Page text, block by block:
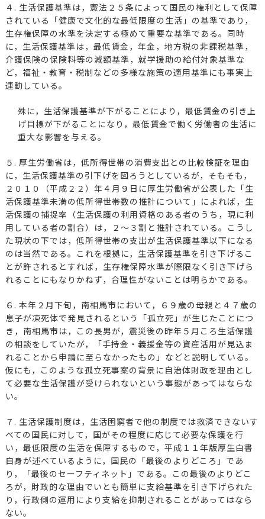
４. 生活保護基準は，憲法２５条によって国民の権利として保障
されている「健康で文化的な最低限度の生活」の基準であり，
生存権保障の水準を決定する極めて重要な基準である。同時
に，生活保護基準は，最低賃金，年金，地方税の非課税基準，
介護保険の保険料等の減額基準，就学援助の給付対象基準な
ど，福祉・教育・税制などの多様な施策の適用基準にも事実上
連動している。
殊に，生活保護基準が下がることにより，最低賃金の引き上
げ目標が下がることになり，最低賃金で働く労働者の生活に
重大な影響を与える。
５. 厚生労働省は，低所得世帯の消費支出との比較検証を理由
に，生活保護基準の引下げを図ろうとしているが，そもそも，
２０１０（平成２２）年４月９日に厚生労働省が公表した「生
活保護基準未満の低所得世帯数の推計について」によれば，生
活保護の捕捉率（生活保護の利用資格のある者のうち，現に利
用している者の割合）は，２～３割と推計されている。こうし
た現状の下では，低所得世帯の支出が生活保護基準以下になる
のは当然である。これを根拠に，生活保護基準を引き下げるこ
とが許されるとすれば，生存権保障水準が際限なく引き下げら
れることにもなりかねず，合理性がないことは明らかである。
６. 本年２月下旬，南相馬市において，６９歳の母親と４７歳の
息子が凍死体で発見されるという「孤立死」が生じたことにつ
き，南相馬市は，この長男が，震災後の昨年５月ころ生活保護
の相談をしていたが，「手持金・義援金等の資産活用が見込ま
れることから申請に至らなかったもの」などと説明している。
仮にも，このような孤立死事案の背景に自治体財政を理由とし
て必要な生活保護が受けられないという事態があってはならな
い。
７. 生活保護制度は，生活困窮者で他の制度では救済できないす
べての国民に対して，国がその程度に応じて必要な保護を行
い，最低限度の生活を保障するもので，平成１１年版厚生白書
自身が述べているように，国民の「最後のよりどころ」であ
り，「最後のセーフティネット」である。この最後のよりどこ
ろが，財政的な理由でいとも簡単に支給基準を引き下げられた
り，行政側の運用により支給を抑制されることがあってはなら
ない。